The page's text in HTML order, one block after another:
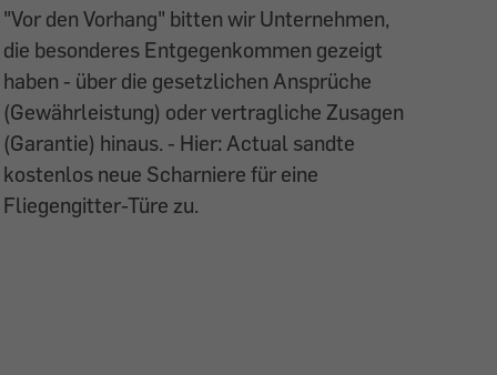
"Vor den Vorhang" bitten wir Unternehmen,
die besonderes Entgegenkommen gezeigt
haben - über die gesetzlichen Ansprüche
(Gewährleistung) oder vertragliche Zusagen
(Garantie) hinaus. - Hier: Actual sandte
kostenlos neue Scharniere für eine
Fliegengitter-Türe zu.